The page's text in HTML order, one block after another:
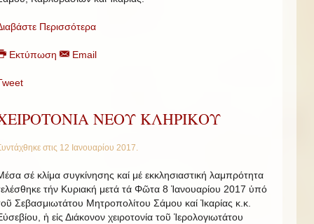
Περισσότερα
Εκτύπωση Email
ΝΕΟΥ ΚΛΗΡΙΚΟΥ
στις 12 Ιανουαρίου 2017.
σέ κλίμα συγκίνησης καί μέ εκκλησιαστική λαμπρότητα
τήν Κυριακή μετά τά Φῶτα 8 Ἰανουαρίου 2017 ὑπό
Σεβασμιωτάτου Μητροπολίτου Σάμου καί Ἰκαρίας κ.κ.
ἡ εἰς Διάκονον χειροτονία τοῦ Ἱερολογιωτάτου